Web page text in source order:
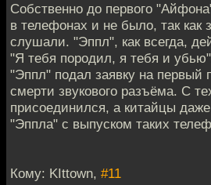
Собственно до первого
в телефонах и не было, так как
слушали. "Эппл", как всегда,
"Я тебя породил, я тебя и
"Эппл" подал заявку на первый
смерти звукового разъёма. С
присоединился, а китайцы
"Эппла" с выпуском таких
Кому: KIttown, #11